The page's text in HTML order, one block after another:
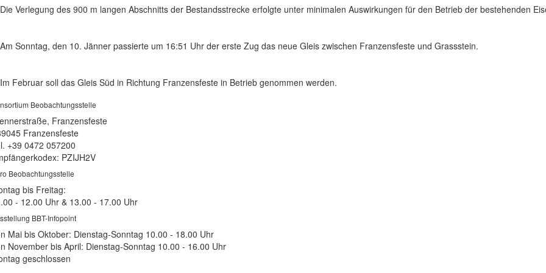
Die Verlegung des 900 m langen Abschnitts der Bestandsstrecke erfolgte unter minimalen Auswirkungen für den Betrieb der bestehenden
Am Sonntag, den 10. Jänner passierte um 16:51 Uhr der erste Zug das neue Gleis zwischen Franzensfeste und Grassstein.
Im Februar soll das Gleis Süd in Richtung Franzensfeste in Betrieb genommen werden.
Beobachtungsstelle
Franzensfeste
Franzensfeste
+39 0472 057200
PZIJH2V
Beobachtungsstelle
bis Freitag:
- 12.00 Uhr & 13.00 - 17.00 Uhr
BBT-Infopoint
Mai bis Oktober: Dienstag-Sonntag 10.00 - 18.00 Uhr
November bis April: Dienstag-Sonntag 10.00 - 16.00 Uhr
geschlossen